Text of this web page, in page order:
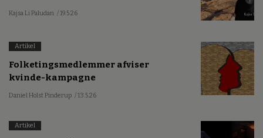
Kajsa Li Paludan / 19.5.26
Artikel
Folketingsmedlemmer afviser
kvinde-kampagne
Daniel Holst Pinderup / 13.5.26
Artikel